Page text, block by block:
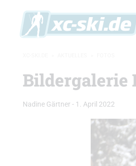
Bildergalerie
Nadine Gärtner - 1. April 2022